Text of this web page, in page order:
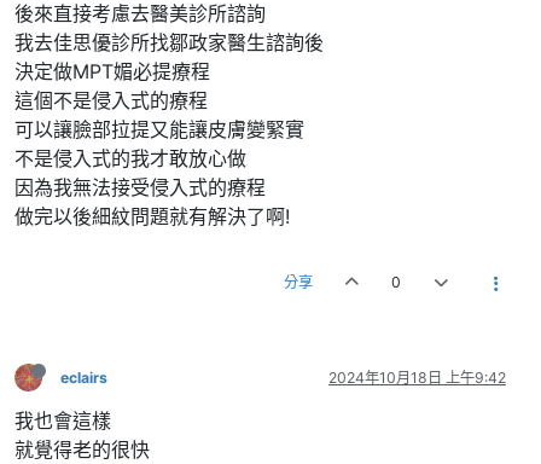
後來直接考慮去醫美診所諮詢
我去佳思優診所找鄒政家醫生諮詢後
決定做MPT媚必提療程
這個不是侵入式的療程
可以讓臉部拉提又能讓皮膚變緊實
不是侵入式的我才敢放心做
因為我無法接受侵入式的療程
做完以後細紋問題就有解決了啊!
分享 0
eclairs 2024年10月18日 上午9:42
我也會這樣
就覺得老的很快